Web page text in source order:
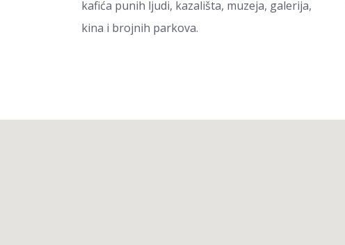
kafića punih ljudi, kazališta, muzeja, galerija,
kina i brojnih parkova.